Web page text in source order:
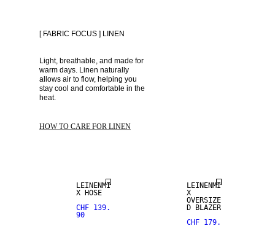
[ FABRIC FOCUS ] LINEN
Light, breathable, and made for
warm days. Linen naturally
allows air to flow, helping you
stay cool and comfortable in the
heat.
HOW TO CARE FOR LINEN
LEINENMI
X HOSE
CHF 139.
90
LEINENMI
X
OVERSIZE
D BLAZER
CHF 179.
100 %
LEINEN